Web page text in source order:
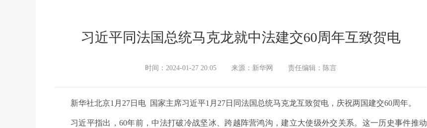
习近平同法国总统马克龙就中法建交60周年互致贺电
时间：2024-01-27 20:05 来源：新华网 责任编辑：陈言
新华社北京1月27日电 国家主席习近平1月27日同法国总统马克龙互致贺电，庆祝两国建交60周年。
习近平指出，60年前，中法打破冷战坚冰、跨越阵营鸿沟，建立大使级外交关系。这一历史事件推动